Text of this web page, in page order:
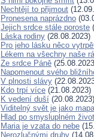
Nechtějí to přijmout
Pronesena naprázdno
Jejich srdce stále poroste
Láska rodiny (28.08.2023)
Pro jeho lásku něco
Lékem na všechny naše
Ze srdce Páně
Napomenout svého
V plnosti slávy
Kdo trpí více (21.08.2023)
K vedení duší (20.08.2023)
Viditelný svět je jako mapa
Hlad po smysluplném
Maria je vzata do nebe
Nerozlučnými druhy